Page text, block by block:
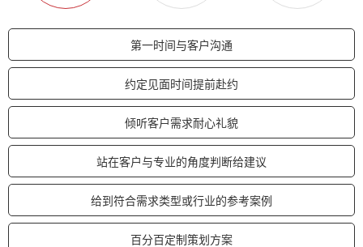
第一时间与客户沟通
约定见面时间提前赴约
倾听客户需求耐心礼貌
站在客户与专业的角度判断给建议
给到符合需求类型或行业的参考案例
百分百定制策划方案